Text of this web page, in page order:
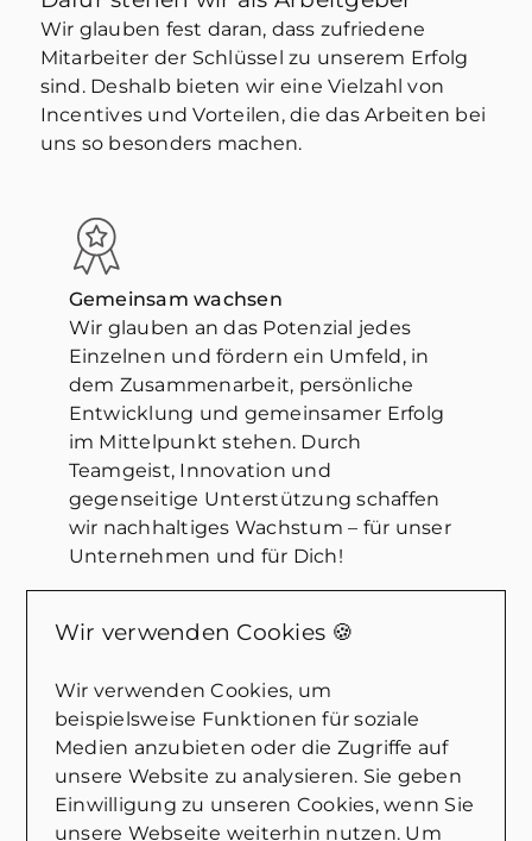
Wir glauben fest daran, dass zufriedene
Mitarbeiter der Schlüssel zu unserem Erfolg
sind. Deshalb bieten wir eine Vielzahl von
Incentives und Vorteilen, die das Arbeiten bei
uns so besonders machen.
Gemeinsam wachsen
Wir glauben an das Potenzial jedes
Einzelnen und fördern ein Umfeld, in
dem Zusammenarbeit, persönliche
Entwicklung und gemeinsamer Erfolg
im Mittelpunkt stehen. Durch
Teamgeist, Innovation und
gegenseitige Unterstützung schaffen
wir nachhaltiges Wachstum – für unser
Unternehmen und für Dich!
Wir freuen uns darauf, dich
kennenzulernen.
Wir verwenden Cookies 🍪
Wir verwenden Cookies, um
beispielsweise Funktionen für soziale
Medien anzubieten oder die Zugriffe auf
unsere Website zu analysieren. Sie geben
Einwilligung zu unseren Cookies, wenn Sie
unsere Webseite weiterhin nutzen. Um